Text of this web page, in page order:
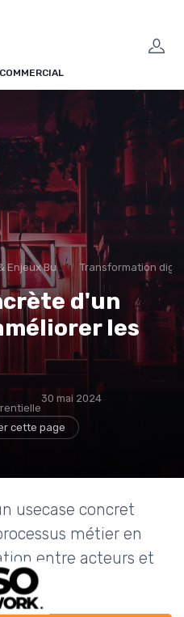
Business Transformation
d'un
les
30 mai 2024
cette page
usecase concret
métier en
entre acteurs et